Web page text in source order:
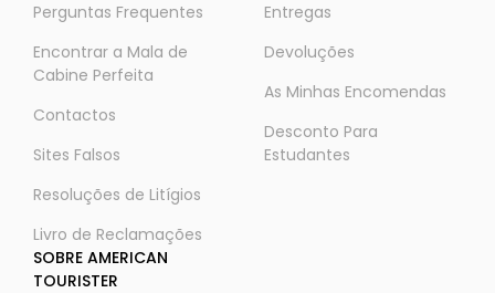
Perguntas Frequentes
Encontrar a Mala de
Cabine Perfeita
Contactos
Sites Falsos
Resoluções de Litígios
Livro de Reclamações
Entregas
Devoluções
As Minhas Encomendas
Desconto Para
Estudantes
SOBRE AMERICAN
TOURISTER